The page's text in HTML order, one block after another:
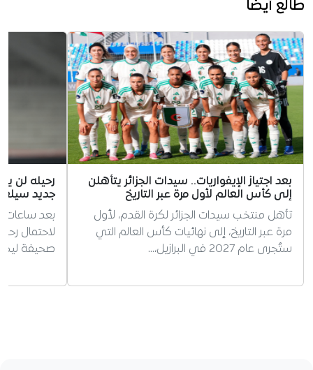
طالع أيضا
بعد اجتياز الإيفواريات.. سيدات الجزائر يتأهلن
إلى كأس العالم لأول مرة عبر التاريخ
تأهل منتخب سيدات الجزائر لكرة القدم، لأول
مرة عبر التاريخ، إلى نهائيات كأس العالم التي
ستُجرى عام 2027 في البرازيل،…
رحيله لن
جديد
بعد ساعات
لاحتمال
صحيفة